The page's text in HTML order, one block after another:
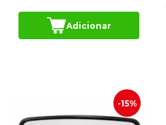
Adicionar
-15%